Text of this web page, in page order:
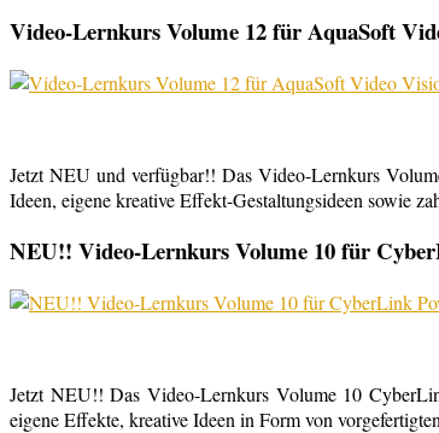
Video-Lernkurs Volume 12 für AquaSoft
Jetzt NEU und verfügbar!! Das Video-Lernkurs
Ideen, eigene kreative Effekt-Gestaltungsideen sowie
NEU!! Video-Lernkurs Volume 10 für
Jetzt NEU!! Das Video-Lernkurs Volume 10
eigene Effekte, kreative Ideen in Form von